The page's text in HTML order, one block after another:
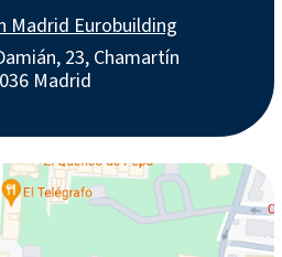
Madrid Eurobuilding
23, Chamartín
Madrid